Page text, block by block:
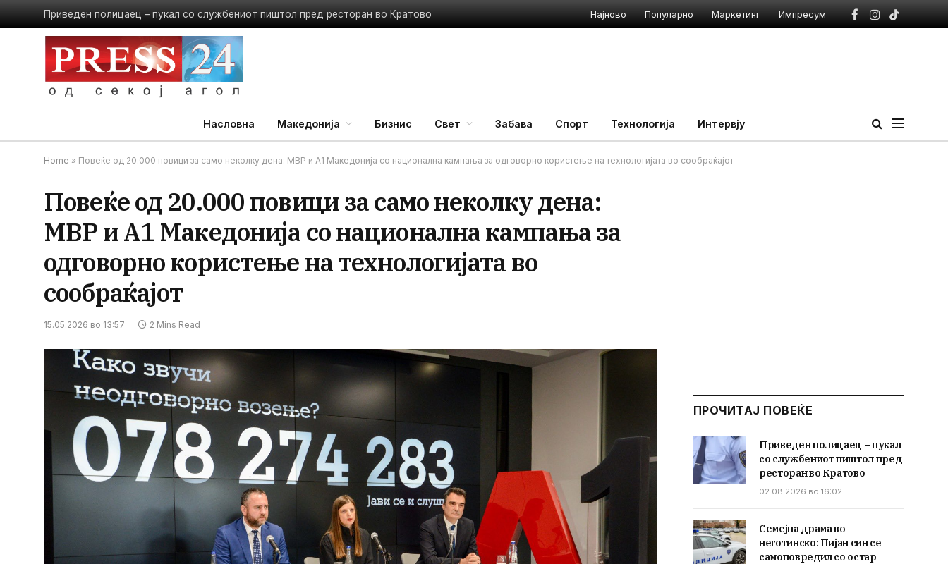
Приведен полицаец – пукал со службениот пиштол пред ресторан во Кратово Најново Популарно Маркетинг Импресум
Facebook
Instagram
TikTok
Насловна Македонија Бизнис Свет Забава Спорт Технологија Интервју
Home » Повеќе од 20.000 повици за само неколку дена: МВР и А1 Македонија со национална кампања за одговорно користење на технологијата во сообраќајот
Повеќе од 20.000 повици за само неколку дена:
МВР и А1 Македонија со национална кампања за
одговорно користење на технологијата во
сообраќајот
15.05.2026 во 13:57 2 Mins Read
ПРОЧИТАЈ ПОВЕЌЕ
Приведен полицаец – пукал
со службениот пиштол пред
ресторан во Кратово
02.08.2026 во 16:02
Семејна драма во
неготинско: Пијан син се
самоповредил со остар